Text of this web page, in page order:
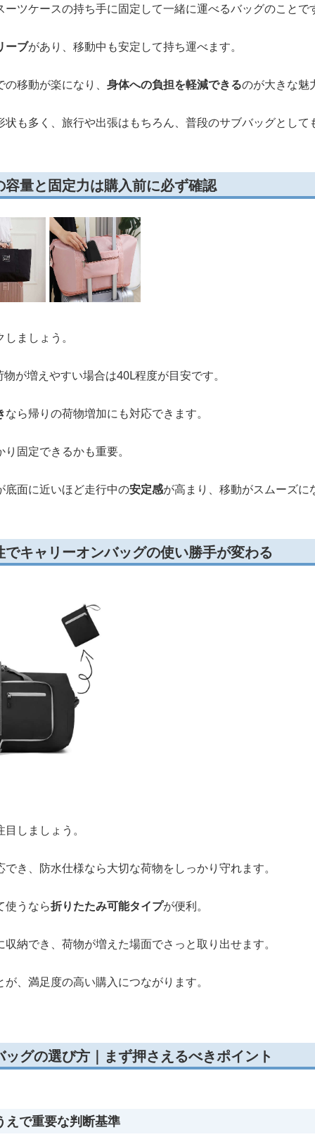
ツケースの持ち手に固定して一緒に運べるバッグのことで
ーブがあり、移動中も安定して持ち運べます。
移動が楽になり、 身体への負担を軽減できるのが大きな魅
も多く、旅行や出張はもちろん、普段のサブバッグとして
量と固定力は購入前に必ず確認
ましょう。
が増えやすい場合は40L程度が目安です。
なら帰りの荷物増加にも対応できます。
固定できるかも重要。
底面に近いほど走行中の安定感が高まり、移動がスムーズに
キャリーオンバッグの使い勝手が変わる
目しましょう。
き、防水仕様なら大切な荷物をしっかり守れます。
使うなら折りたたみ可能タイプが便利。
納でき、荷物が増えた場面でさっと取り出せます。
、満足度の高い購入につながります。
グの選び方｜まず押さえるべきポイント
えで重要な判断基準